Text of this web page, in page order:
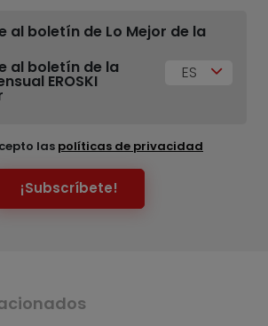
al boletín de Lo Mejor de la
al boletín de la
EROSKI ES
las políticas de privacidad
¡Subscríbete!